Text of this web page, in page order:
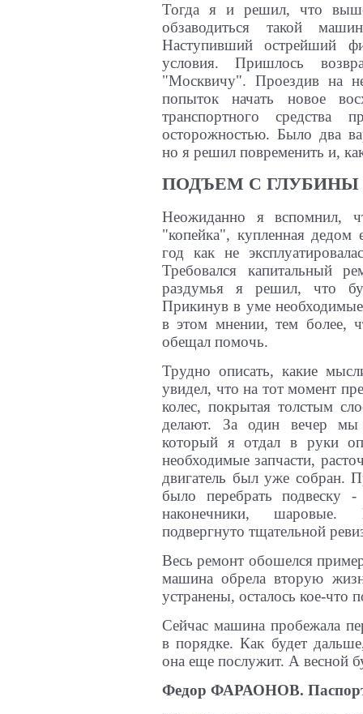
Тогда я и решил, что
обзаводиться такой
Наступивший острейший
условия. Пришлось
"Москвичу". Проездив на
попыток начать новое
транспортного средства
осторожностью. Было два
но я решил повременить и,
ПОДЪЕМ С ГЛУБИНЫ
Неожиданно я вспомнил,
"копейка", купленная
год как не
Требовался капитальный
раздумья я решил, что
Прикинув в уме
в этом мнении, тем более,
обещал помочь.
Трудно описать, какие
увидел, что на тот момент
колес, покрытая толстым
делают. За один вечер мы
который я отдал в руки
необходимые запчасти,
двигатель был уже собран.
было перебрать подвеску -
наконечники, шаровые.
подвергнуто тщательной
Весь ремонт обошелся
машина обрела вторую
устранены, осталось кое-что
Сейчас машина пробежала
в порядке. Как будет
она еще послужит. А весной
Федор ФАРАОНОВ.